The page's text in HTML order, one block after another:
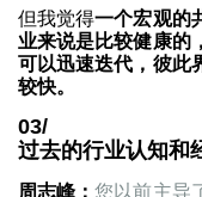
但我觉得一个宏观的
业来说是比较健康的
可以迅速迭代，彼此
较快。
03/
过去的行业认知和
周志峰：您以前主导